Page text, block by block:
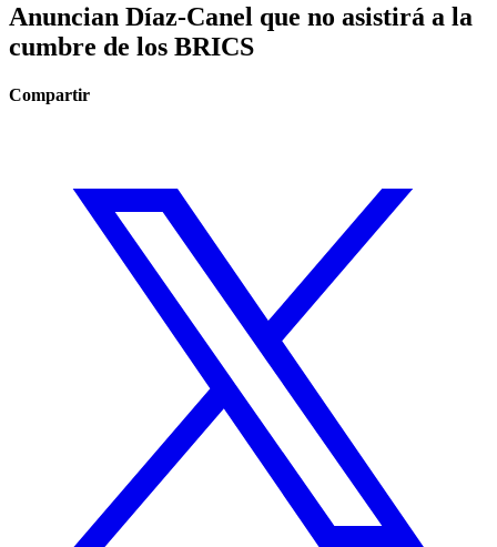
Anuncian Díaz-Canel que no asistirá a la
cumbre de los BRICS
Compartir